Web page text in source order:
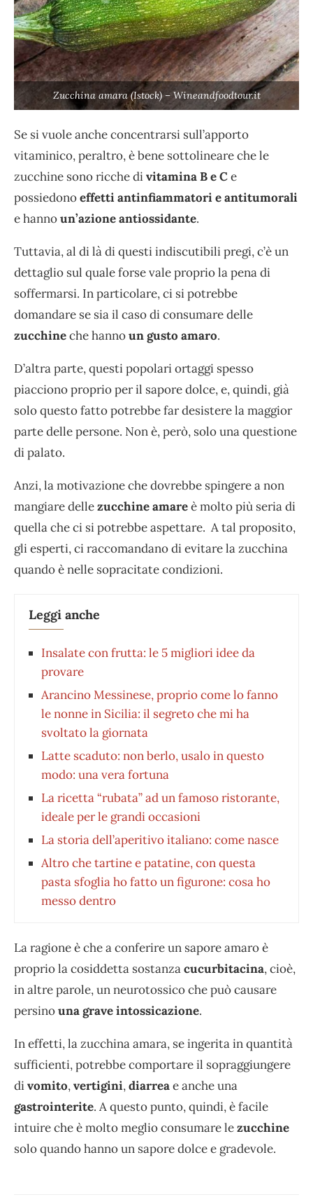
Zucchina amara (Istock) – Wineandfoodtour.it
Se si vuole anche concentrarsi sull’apporto
vitaminico, peraltro, è bene sottolineare che le
zucchine sono ricche divitamina B e Ce
possiedonoeffetti antinfiammatori e antitumorali
e hannoun’azione antiossidante.
Tuttavia, al di là di questi indiscutibili pregi, c’è un
dettaglio sul quale forse vale proprio la pena di
soffermarsi. In particolare, ci si potrebbe
domandare se sia il caso di consumare delle
zucchineche hannoun gusto amaro.
D’altra parte, questi popolari ortaggi spesso
piacciono proprio per il sapore dolce, e, quindi, già
solo questo fatto potrebbe far desistere la maggior
parte delle persone. Non è, però, solo una questione
di palato.
Anzi, la motivazione che dovrebbe spingere a non
mangiare dellezucchine amareè molto più seria di
quella che ci si potrebbe aspettare. A tal proposito,
gli esperti, ci raccomandano di evitare la zucchina
quando è nelle sopracitate condizioni.
Leggi anche
Insalate con frutta: le 5 migliori idee da
provare
Arancino Messinese, proprio come lo fanno
le nonne in Sicilia: il segreto che mi ha
svoltato la giornata
Latte scaduto: non berlo, usalo in questo
modo: una vera fortuna
La ricetta “rubata” ad un famoso ristorante,
ideale per le grandi occasioni
La storia dell’aperitivo italiano: come nasce
Altro che tartine e patatine, con questa
pasta sfoglia ho fatto un figurone: cosa ho
messo dentro
La ragione è che a conferire un sapore amaro è
proprio la cosiddetta sostanzacucurbitacina, cioè,
in altre parole, un neurotossico che può causare
persinouna grave intossicazione.
In effetti, la zucchina amara, se ingerita in quantità
sufficienti, potrebbe comportare il sopraggiungere
divomito,vertigini,diarreae anche una
gastrointerite. A questo punto, quindi, è facile
intuire che è molto meglio consumare lezucchine
solo quando hanno un sapore dolce e gradevole.